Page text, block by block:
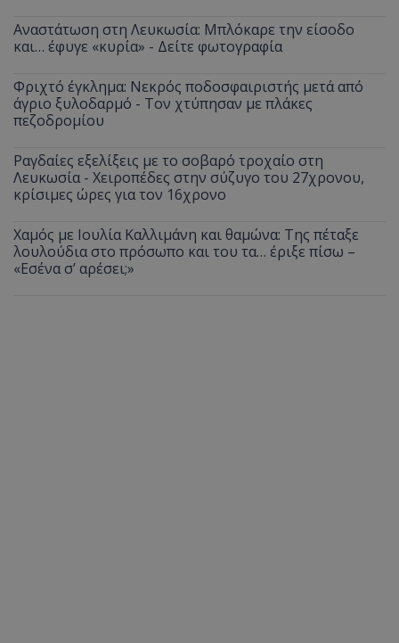
Αναστάτωση στη Λευκωσία: Μπλόκαρε την είσοδο
και… έφυγε «κυρία» - Δείτε φωτογραφία
Φριχτό έγκλημα: Νεκρός ποδοσφαιριστής μετά από
άγριο ξυλοδαρμό - Τον χτύπησαν με πλάκες
πεζοδρομίου
Ραγδαίες εξελίξεις με το σοβαρό τροχαίο στη
Λευκωσία - Χειροπέδες στην σύζυγο του 27χρονου,
κρίσιμες ώρες για τον 16χρονο
Χαμός με Ιουλία Καλλιμάνη και θαμώνα: Της πέταξε
λουλούδια στο πρόσωπο και του τα… έριξε πίσω –
«Εσένα σ’ αρέσει;»